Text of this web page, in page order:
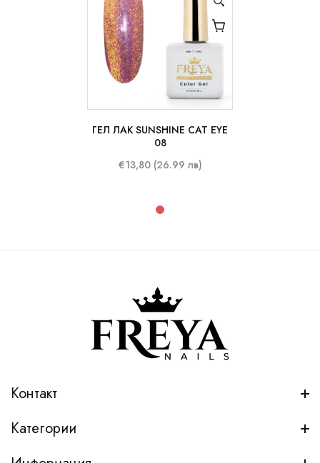
10 ml
ГЕЛ ЛАК SUNSHINE CAT EYE
08
€13,80 (26.99 лв)
Контакт
Категории